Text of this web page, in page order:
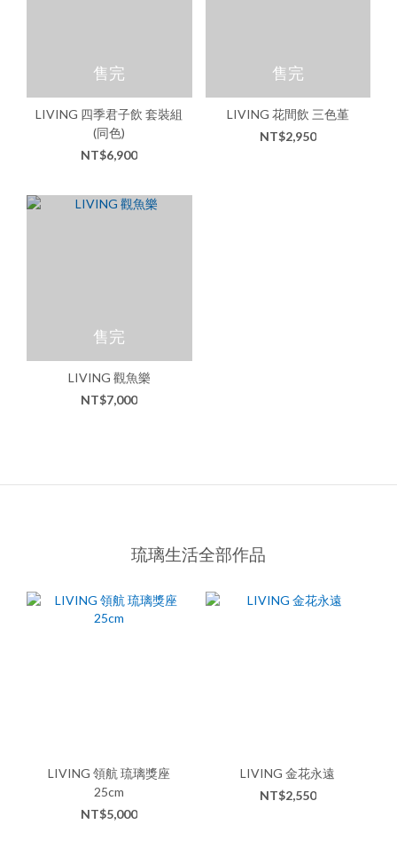
售完
LIVING 四季君子飲 套裝組
(同色)
NT$6,900
售完
LIVING 花間飲 三色堇
NT$2,950
售完
LIVING 觀魚樂
NT$7,000
琉璃生活全部作品
LIVING 領航 琉璃獎座
25cm
NT$5,000
LIVING 金花永遠
NT$2,550